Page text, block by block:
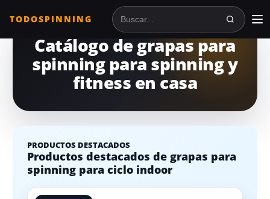
TODOSPINNING Buscar en TodoSpinning
Catálogo de grapas para
spinning para spinning y
fitness en casa
PRODUCTOS DESTACADOS
Productos destacados de grapas para
spinning para ciclo indoor